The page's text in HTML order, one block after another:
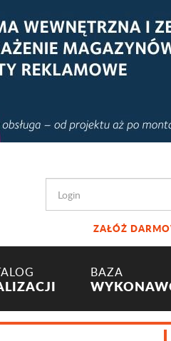
ZAŁÓŻ
BAZA